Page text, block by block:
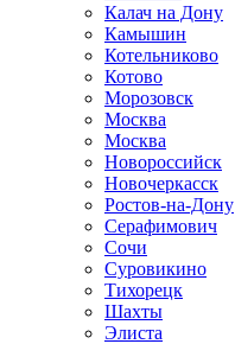
Калач на Дону
Камышин
Котельниково
Котово
Морозовск
Москва
Москва
Новороссийск
Новочеркасск
Ростов-на-Дону
Серафимович
Сочи
Суровикино
Тихорецк
Шахты
Элиста